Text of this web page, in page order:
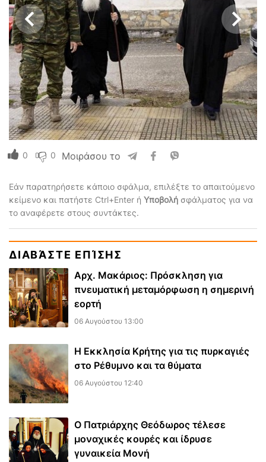
0 0 Μοιράσου το
Εάν παρατηρήσετε κάποιο σφάλμα, επιλέξτε το απαιτούμενο
κείμενο και πατήστε Ctrl+Enter ή Υποβολή σφάλματος για να
το αναφέρετε στους συντάκτες.
ΔΙΑΒΆΣΤΕ ΕΠΊΣΗΣ
Αρχ. Μακάριος: Πρόσκληση για
πνευματική μεταμόρφωση η σημερινή
εορτή
06 Αυγούστου 13:00
Η Εκκλησία Κρήτης για τις πυρκαγιές
στο Ρέθυμνο και τα θύματα
06 Αυγούστου 12:40
Ο Πατριάρχης Θεόδωρος τέλεσε
μοναχικές κουρές και ίδρυσε
γυναικεία Μονή